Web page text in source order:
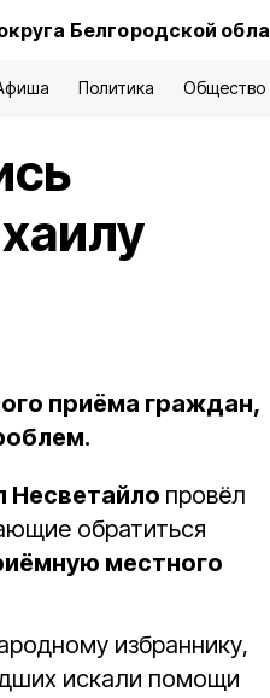
Белгородской
Политика Общество
приёма граждан,
Несветайло провёл
обратиться
местного
избраннику,
искали помощи